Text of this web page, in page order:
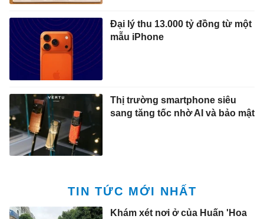
Đại lý thu 13.000 tỷ đồng từ một
mẫu iPhone
Thị trường smartphone siêu
sang tăng tốc nhờ AI và bảo mật
TIN TỨC MỚI NHẤT
Khám xét nơi ở của Huấn 'Hoa